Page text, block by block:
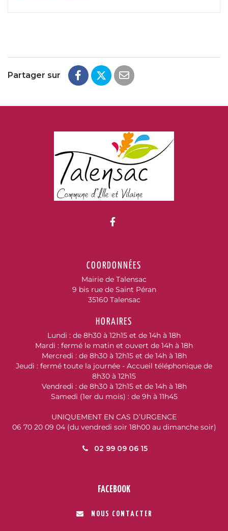
Partager sur
Lien vers le compte
COORDONNÉES
Mairie de Talensac
9 bis rue de Saint Péran
35160 Talensac
HORAIRES
Lundi : de 8h30 à 12h15 et de 14h à 18h
Mardi : fermé le matin et ouvert de 14h à 18h
Mercredi : de 8h30 à 12h15 et de 14h à 18h
Jeudi : fermé toute la journée - Accueil téléphonique de
8h30 à 12h15
Vendredi : de 8h30 à 12h15 et de 14h à 18h
Samedi (1er du mois) : de 9h à 11h45
UNIQUEMENT EN CAS D’URGENCE
06 70 20 09 04 (du vendredi soir 18h00 au dimanche soir)
02 99 09 06 15
FACEBOOK
NOUS CONTACTER